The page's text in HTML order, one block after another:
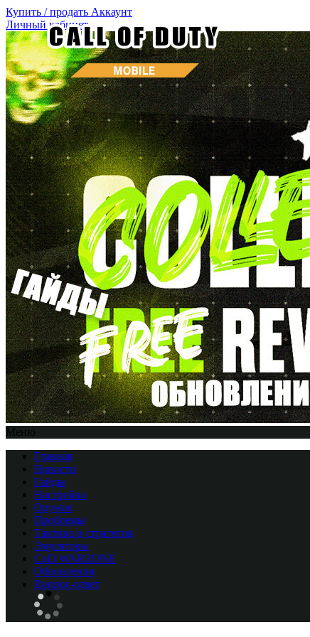
Купить / продать Аккаунт
Личный кабинет
Меню
Главная
Новости
Гайды
Настройка
Оружие
Проблемы
Тактика и стратегия
Эмуляторы
CоD WARZONE
Обновления
Вопрос-ответ